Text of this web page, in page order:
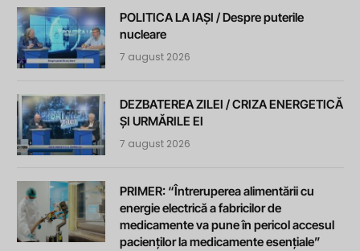
POLITICA LA IAȘI / Despre puterile
nucleare
7 august 2026
DEZBATEREA ZILEI / CRIZA ENERGETICĂ
ȘI URMĂRILE EI
7 august 2026
PRIMER: “Întreruperea alimentării cu
energie electrică a fabricilor de
medicamente va pune în pericol accesul
pacienților la medicamente esențiale”